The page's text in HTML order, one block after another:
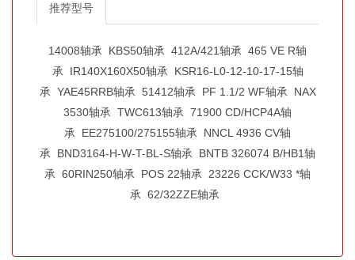
推荐型号
14008轴承 KBS50轴承 412A/421轴承 465 VE R轴
承 IR140X160X50轴承 KSR16-L0-12-10-17-15轴
承 YAE45RRB轴承 51412轴承 PF 1.1/2 WF轴承 NAX
3530轴承 TWC613轴承 71900 CD/HCP4A轴
承 EE275100/275155轴承 NNCL 4936 CV轴
承 BND3164-H-W-T-BL-S轴承 BNTB 326074 B/HB1轴
承 60RIN250轴承 POS 22轴承 23226 CCK/W33 *轴
承 62/32ZZE轴承